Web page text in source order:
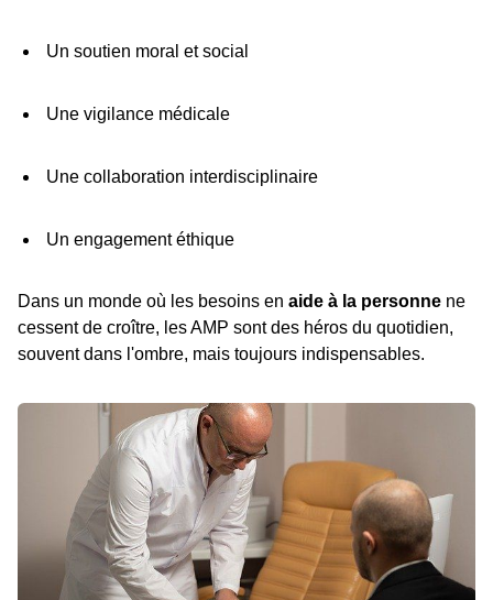
Un soutien moral et social
Une vigilance médicale
Une collaboration interdisciplinaire
Un engagement éthique
Dans un monde où les besoins en aide à la personne ne
cessent de croître, les AMP sont des héros du quotidien,
souvent dans l'ombre, mais toujours indispensables.